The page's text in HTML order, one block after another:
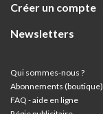
Créer un compte
Newsletters
Qui sommes-nous ?
Abonnements (boutique)
FAQ - aide en ligne